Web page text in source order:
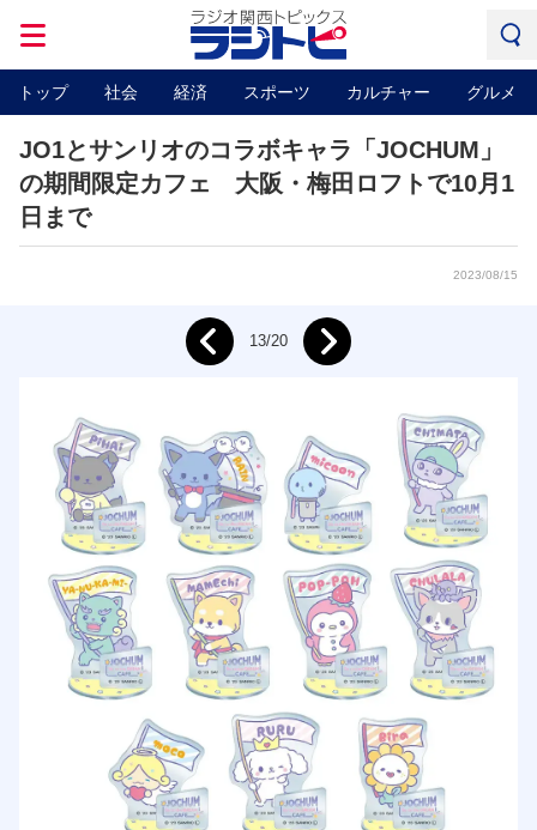
トップ 社会 経済 スポーツ カルチャー グルメ
JO1とサンリオのコラボキャラ「JOCHUM」
の期間限定カフェ 大阪・梅田ロフトで10月1
日まで
2023/08/15
Prev 13/20 Next